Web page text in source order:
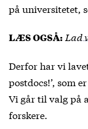
på universitetet,
LÆS OGSÅ: Lad
Derfor har vi
postdocs!’, som
Vi går til valg på
forskere.